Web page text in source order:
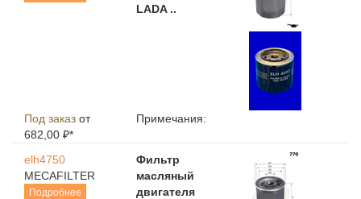
LADA ..
Под заказ от
682,00 ₽*
Примечания:
elh4750
MECAFILTER
Подробнее
Фильтр
масляный
двигателя